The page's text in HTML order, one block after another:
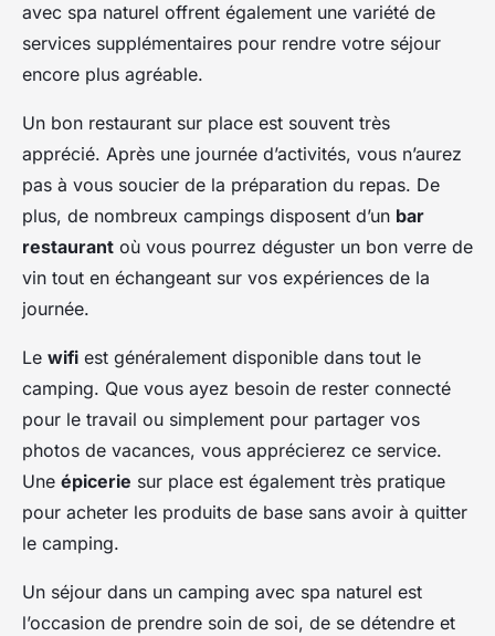
avec spa naturel offrent également une variété de
services supplémentaires pour rendre votre séjour
encore plus agréable.
Un bon restaurant sur place est souvent très
apprécié. Après une journée d’activités, vous n’aurez
pas à vous soucier de la préparation du repas. De
plus, de nombreux campings disposent d’un bar
restaurant où vous pourrez déguster un bon verre de
vin tout en échangeant sur vos expériences de la
journée.
Le wifi est généralement disponible dans tout le
camping. Que vous ayez besoin de rester connecté
pour le travail ou simplement pour partager vos
photos de vacances, vous apprécierez ce service.
Une épicerie sur place est également très pratique
pour acheter les produits de base sans avoir à quitter
le camping.
Un séjour dans un camping avec spa naturel est
l’occasion de prendre soin de soi, de se détendre et